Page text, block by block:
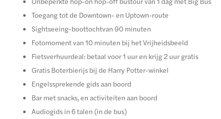
Toegang tot de Downtown- en Uptown-route
Sightseeing-boottochtvan 90 minuten
Fotomoment van 10 minuten bij het Vrijheidsbeeld
Fietsverhuurdeal: betaal voor 1 uur en krijg 2 uur gratis
Gratis Boterbierijs bij de Harry Potter-winkel
Engelssprekende gids aan boord
Bar met snacks, en activiteiten aan boord
Audiogids in 6 talen (in de bus)